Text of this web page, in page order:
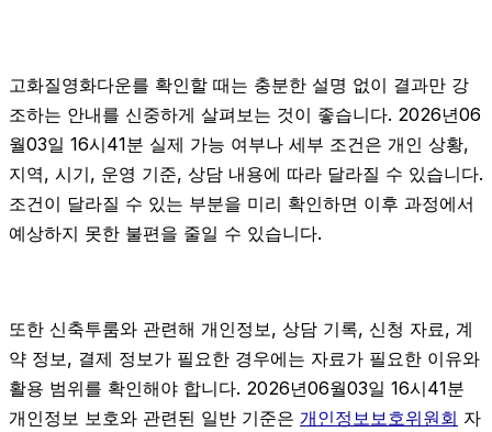
고화질영화다운를 확인할 때는 충분한 설명 없이 결과만 강
조하는 안내를 신중하게 살펴보는 것이 좋습니다. 2026년06
월03일 16시41분 실제 가능 여부나 세부 조건은 개인 상황,
지역, 시기, 운영 기준, 상담 내용에 따라 달라질 수 있습니다.
조건이 달라질 수 있는 부분을 미리 확인하면 이후 과정에서
예상하지 못한 불편을 줄일 수 있습니다.
또한 신축투룸와 관련해 개인정보, 상담 기록, 신청 자료, 계
약 정보, 결제 정보가 필요한 경우에는 자료가 필요한 이유와
활용 범위를 확인해야 합니다. 2026년06월03일 16시41분
개인정보 보호와 관련된 일반 기준은 개인정보보호위원회 자